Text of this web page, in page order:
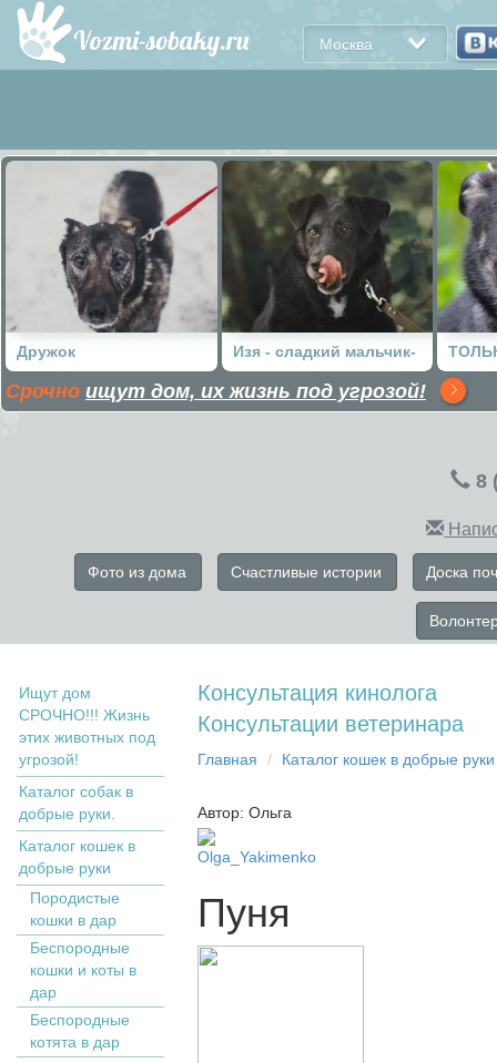
Москва
Дружок Изя - сладкий мальчик-
кабанчик!
Срочно ищут дом, их жизнь под угрозой!
8
Фото из дома Счастливые истории Доска
Ищут дом
СРОЧНО!!! Жизнь
этих животных под
угрозой!
Каталог собак в
добрые руки.
Кaтaлoг кoшек в
дoбрыe рyки
Пopoдистыe
кoшки в дaр
Бecпopoдныe
кoшки и коты в
дap
Беспородные
котята в дар
Консультация кинолога
Консультации ветеринара
Главная Кaтaлoг кoшек в дoбрыe рyки
Автор: Ольга
Olga_Yakimenko
Пуня